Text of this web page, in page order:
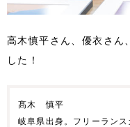
高木慎平さん、優衣さん
した！
髙木 慎平
岐阜県出身。フリーラン